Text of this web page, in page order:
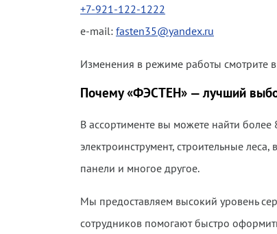
+7-921-122-1222
e-mail: fasten35@yandex.ru
Изменения в режиме работы смотрите в
Почему «ФЭСТЕН» — лучший
В ассортименте вы можете найти
электроинструмент, строительные
панели и многое другое.
Мы предоставляем высокий уровень
сотрудников помогают быстро